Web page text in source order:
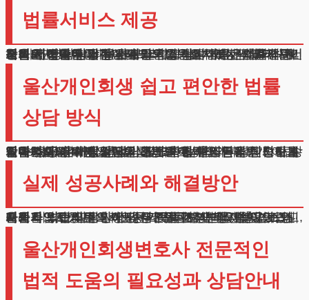
법률서비스 제공
저희 테헤란은 재무상담부터 법원절차까지 체계적인 도움을 드립니다. 울산개인회생변호사로서 의뢰인 개개인의 상황에 맞는 해결방안을 제시하며, 네 가지 원칙을 지킵니다.
즉시 자격여부를 판단해드리고, 상담내용은 철저히 보호하며, 명확한 비용안내와 함께 능력 있는 법률가들이 직접 사건을 담당합니다.
각 사건마다 담당 변호사를 지정하여 책임감 있게 관리하며, 진행상황을 수시로 알려드립니다. 상담부터 사건 종결까지 모든 과정에서 의뢰인과의 신뢰관계를 최우선으로 생각합니다.
울산개인회생 쉽고 편안한 법률
상담 방식
현대사회의 바쁜 일상을 고려하여, 다양한 상담창구를 준비했습니다. 울산개인회생 변호사와의 대화가 어렵게 느껴지셨다면, 온라인 자격확인과 비공개 메시지 상담을 이용해보세요.
시간과 공간의 제약 없이 필요한 법률조언을 받으실 수 있습니다. 온라인 상담시스템을 통해 기본적인 정보를 입력하시면, 예상되는 감면액과 월 변제금을 신속하게 안내받으실 수 있습니다.
또한 실시간 채팅상담을 통해 즉각적인 답변을 받아보실 수 있으며, 영상통화 상담도 가능합니다.
실제 성공사례와 해결방안
저희가 최근 맡은 사건 중 가족 질병과 경제난으로 어려움을 겪던 의뢰인께서 채무액 대부분을 감면받으신 사례가 있습니다.
개인사업자였던 의뢰인은 코로나로 인한 매출감소와 가족의 의료비로 인해 많은 빚을 지게 되었습니다.
울산개인회생 변호사로서의 전문지식과 경험을 바탕으로 의뢰인의 상황에 가장 적합한 방법을 찾아드렸고, 결과적으로 채무의 상당 부분을 조정받을 수 있었습니다.
울산개인회생변호사 전문적인
법적 도움의 필요성과 상담안내